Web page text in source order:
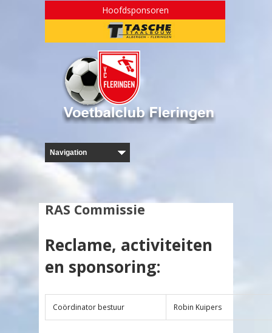
Hoofdsponsoren
RAS Commissie
Reclame, activiteiten
en sponsoring:
Coördinator bestuur Robin Kuipers